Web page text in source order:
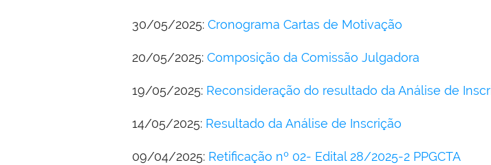
30/05/2025: Cronograma Cartas de Motivação
20/05/2025: Composição da Comissão Julgadora
19/05/2025: Reconsideração do resultado da Análise de
14/05/2025: Resultado da Análise de Inscrição
09/04/2025: Retificação nº 02- Edital 28/2025-2 PPGCTA